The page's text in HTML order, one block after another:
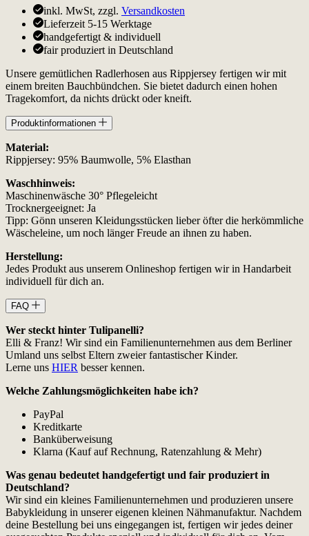
inkl. MwSt, zzgl. Versandkosten
Lieferzeit 5-15 Werktage
handgefertigt & individuell
fair produziert in Deutschland
Unsere gemütlichen Radlerhosen aus Rippjersey fertigen wir mit
einem breiten Bauchbündchen. Sie bietet dadurch einen hohen
Tragekomfort, da nichts drückt oder kneift.
Produktinformationen
Material:
Rippjersey: 95% Baumwolle, 5% Elasthan
Waschhinweis:
Maschinenwäsche 30° Pflegeleicht
Trocknergeeignet: Ja
Tipp: Gönn unseren Kleidungsstücken lieber öfter die herkömmliche
Wäscheleine, um noch länger Freude an ihnen zu haben.
Herstellung:
Jedes Produkt aus unserem Onlineshop fertigen wir in Handarbeit
individuell für dich an.
FAQ
Wer steckt hinter Tulipanelli?
Elli & Franz! Wir sind ein Familienunternehmen aus dem Berliner
Umland uns selbst Eltern zweier fantastischer Kinder.
Lerne uns HIER besser kennen.
Welche Zahlungsmöglichkeiten habe ich?
PayPal
Kreditkarte
Banküberweisung
Klarna (Kauf auf Rechnung, Ratenzahlung & Mehr)
Was genau bedeutet handgefertigt und fair produziert in
Deutschland?
Wir sind ein kleines Familienunternehmen und produzieren unsere
Babykleidung in unserer eigenen kleinen Nähmanufaktur. Nachdem
deine Bestellung bei uns eingegangen ist, fertigen wir jedes deiner